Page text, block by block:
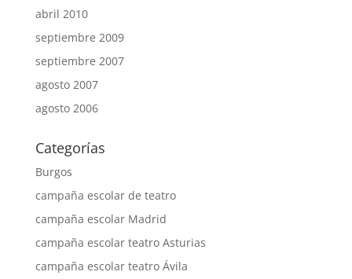
abril 2010
septiembre 2009
septiembre 2007
agosto 2007
agosto 2006
Categorías
Burgos
campaña escolar de teatro
campaña escolar Madrid
campaña escolar teatro Asturias
campaña escolar teatro Ávila